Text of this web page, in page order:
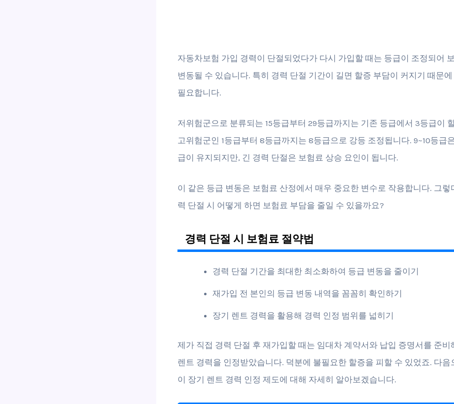
자동차보험 가입 경력이 단절되었다가 다시 가입할 때는 등급이 조정되어
변동될 수 있습니다. 특히 경력 단절 기간이 길면 할증 부담이 커지기 때문
필요합니다.
저위험군으로 분류되는 15등급부터 29등급까지는 기존 등급에서 3등급이
고위험군인 1등급부터 8등급까지는 8등급으로 강등 조정됩니다. 9~10등급
급이 유지되지만, 긴 경력 단절은 보험료 상승 요인이 됩니다.
이 같은 등급 변동은 보험료 산정에서 매우 중요한 변수로 작용합니다. 그렇
력 단절 시 어떻게 하면 보험료 부담을 줄일 수 있을까요?
경력 단절 시 보험료 절약법
경력 단절 기간을 최대한 최소화하여 등급 변동을 줄이기
재가입 전 본인의 등급 변동 내역을 꼼꼼히 확인하기
장기 렌트 경력을 활용해 경력 인정 범위를 넓히기
제가 직접 경력 단절 후 재가입할 때는 임대차 계약서와 납입 증명서를 준비
렌트 경력을 인정받았습니다. 덕분에 불필요한 할증을 피할 수 있었죠. 다음
이 장기 렌트 경력 인정 제도에 대해 자세히 알아보겠습니다.